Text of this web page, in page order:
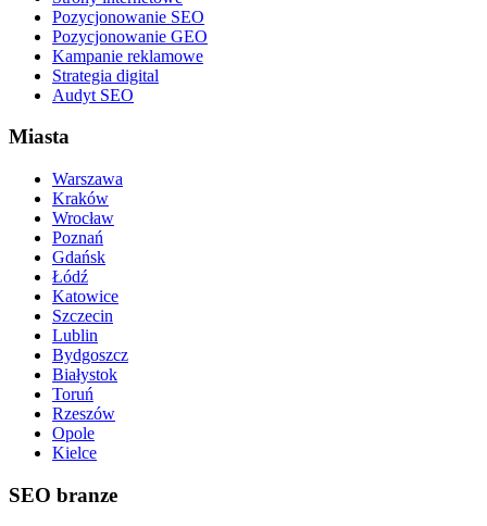
Pozycjonowanie SEO
Pozycjonowanie GEO
Kampanie reklamowe
Strategia digital
Audyt SEO
Miasta
Warszawa
Kraków
Wrocław
Poznań
Gdańsk
Łódź
Katowice
Szczecin
Lublin
Bydgoszcz
Białystok
Toruń
Rzeszów
Opole
Kielce
SEO branze